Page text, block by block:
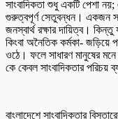
সাংবাদিকতা শুধু একটি পেশা
গুরুত্বপূর্ণ সেতুবন্ধন। একজন
জনস্বার্থ রক্ষার দায়িত্ব। কিন্তু
কিংবা অনৈতিক কর্মকা- জড়িয়ে
ওঠে। ফলে সাধারণ মানুষের
কে কেবল সাংবাদিকতার পরিচয়
বাংলাদেশে সাংবাদিকতার